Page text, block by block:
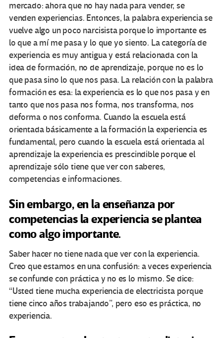
mercado: ahora que no hay nada para vender, se
venden experiencias. Entonces, la palabra experiencia se
vuelve algo un poco narcisista porque lo importante es
lo que a mí me pasa y lo que yo siento. La categoría de
experiencia es muy antigua y está relacionada con la
idea de formación, no de aprendizaje, porque no es lo
que pasa sino lo que nos pasa. La relación con la palabra
formación es esa: la experiencia es lo que nos pasa y en
tanto que nos pasa nos forma, nos transforma, nos
deforma o nos conforma. Cuando la escuela está
orientada básicamente a la formación la experiencia es
fundamental, pero cuando la escuela está orientada al
aprendizaje la experiencia es prescindible porque el
aprendizaje sólo tiene que ver con saberes,
competencias e informaciones.
Sin embargo, en la enseñanza por
competencias la experiencia se plantea
como algo importante.
Saber hacer no tiene nada que ver con la experiencia.
Creo que estamos en una confusión: a veces experiencia
se confunde con práctica y no es lo mismo. Se dice:
“Usted tiene mucha experiencia de electricista porque
tiene cinco años trabajando”, pero eso es práctica, no
experiencia.